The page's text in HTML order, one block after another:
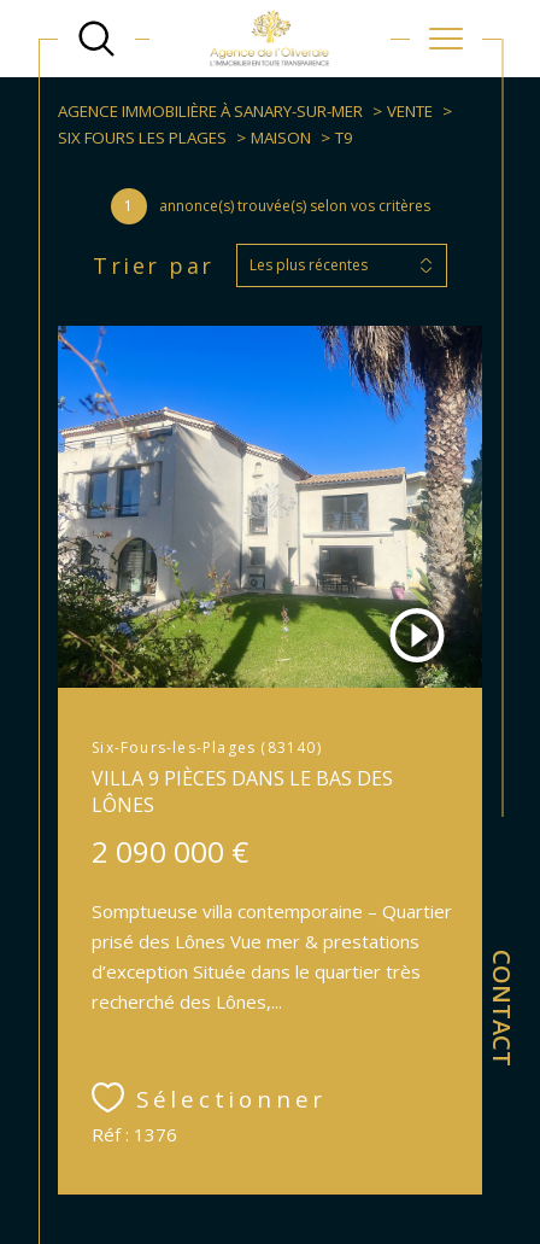
CONTACT
AGENCE IMMOBILIÈRE À SANARY-SUR-MER
VENTE
SIX FOURS LES PLAGES
MAISON T9
1 annonce(s) trouvée(s) selon vos critères
Trier par Les plus récentes
Six-Fours-les-Plages (83140)
VILLA 9 PIÈCES DANS LE BAS DES
LÔNES
2 090 000 €
Somptueuse villa contemporaine – Quartier
prisé des Lônes Vue mer & prestations
d’exception Située dans le quartier très
recherché des Lônes,...
Sélectionner
Réf : 1376